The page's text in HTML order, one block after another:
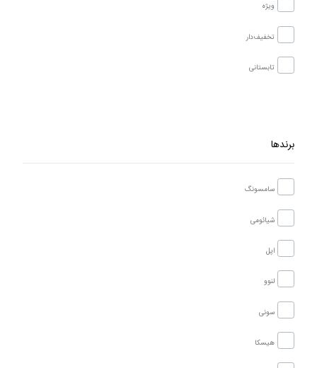
ویژه
تخفیف‌دار
تابستانی
برندها
سامسونگ
شیائومی
اپل
لنوو
سونی
هیسکا